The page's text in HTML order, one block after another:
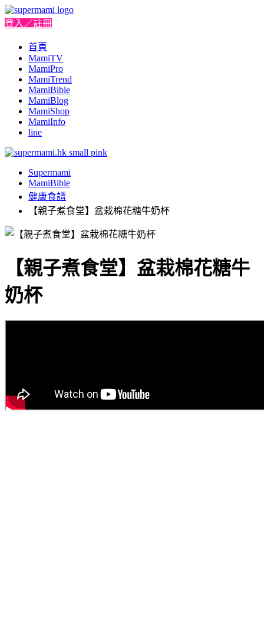
登入／註冊
首頁
MamiTV
MamiPro
MamiTrend
MamiBible
MamiBlog
MamiShop
MamiInfo
line
Supermami
MamiBible
健康食譜
【親子煮食堂】盆栽棉花糖牛奶杯
【親子煮食堂】盆栽棉花糖牛
奶杯